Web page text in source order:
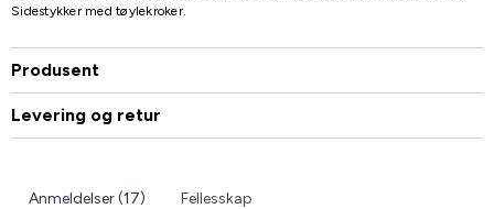
Sidestykker med tøylekroker.
Produsent
Levering og retur
Anmeldelser (17) Fellesskap